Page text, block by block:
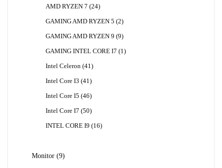
AMD RYZEN 7 2424
GAMING AMD RYZEN 5 22
GAMING AMD RYZEN 9 99
GAMING INTEL CORE I7
1 1
Intel Celeron 41 41
Intel Core I3 41 41
Intel Core I5 4646
Intel Core I7 5050
INTEL CORE I9
1616
Monitor 99